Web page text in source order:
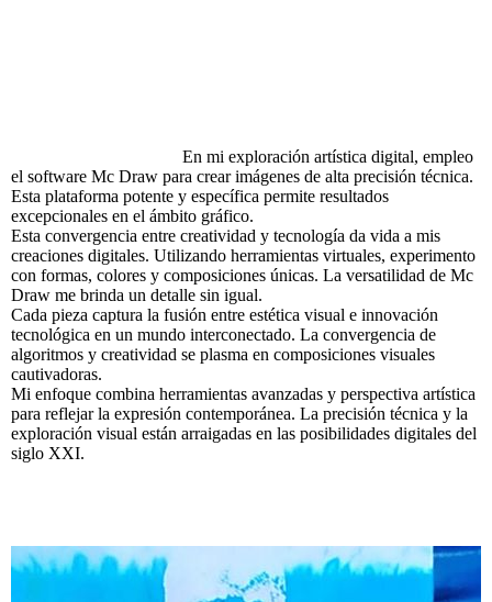
En mi exploración artística digital, empleo
el software Mc Draw para crear imágenes de alta precisión técnica.
Esta plataforma potente y específica permite resultados
excepcionales en el ámbito gráfico.
Esta convergencia entre creatividad y tecnología da vida a mis
creaciones digitales. Utilizando herramientas virtuales, experimento
con formas, colores y composiciones únicas. La versatilidad de Mc
Draw me brinda un detalle sin igual.
Cada pieza captura la fusión entre estética visual e innovación
tecnológica en un mundo interconectado. La convergencia de
algoritmos y creatividad se plasma en composiciones visuales
cautivadoras.
Mi enfoque combina herramientas avanzadas y perspectiva artística
para reflejar la expresión contemporánea. La precisión técnica y la
exploración visual están arraigadas en las posibilidades digitales del
siglo XXI.